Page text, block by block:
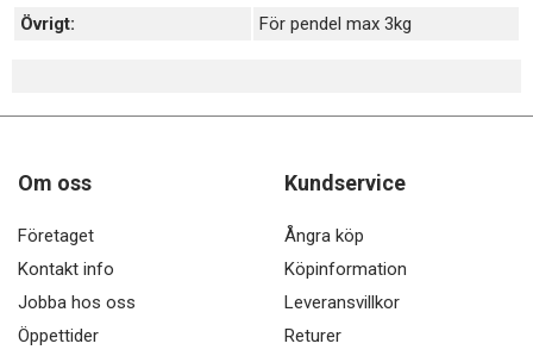
Övrigt:
För pendel max 3kg
Om oss
Företaget
Kontakt info
Jobba hos oss
Öppettider
Kundservice
Ångra köp
Köpinformation
Leveransvillkor
Returer